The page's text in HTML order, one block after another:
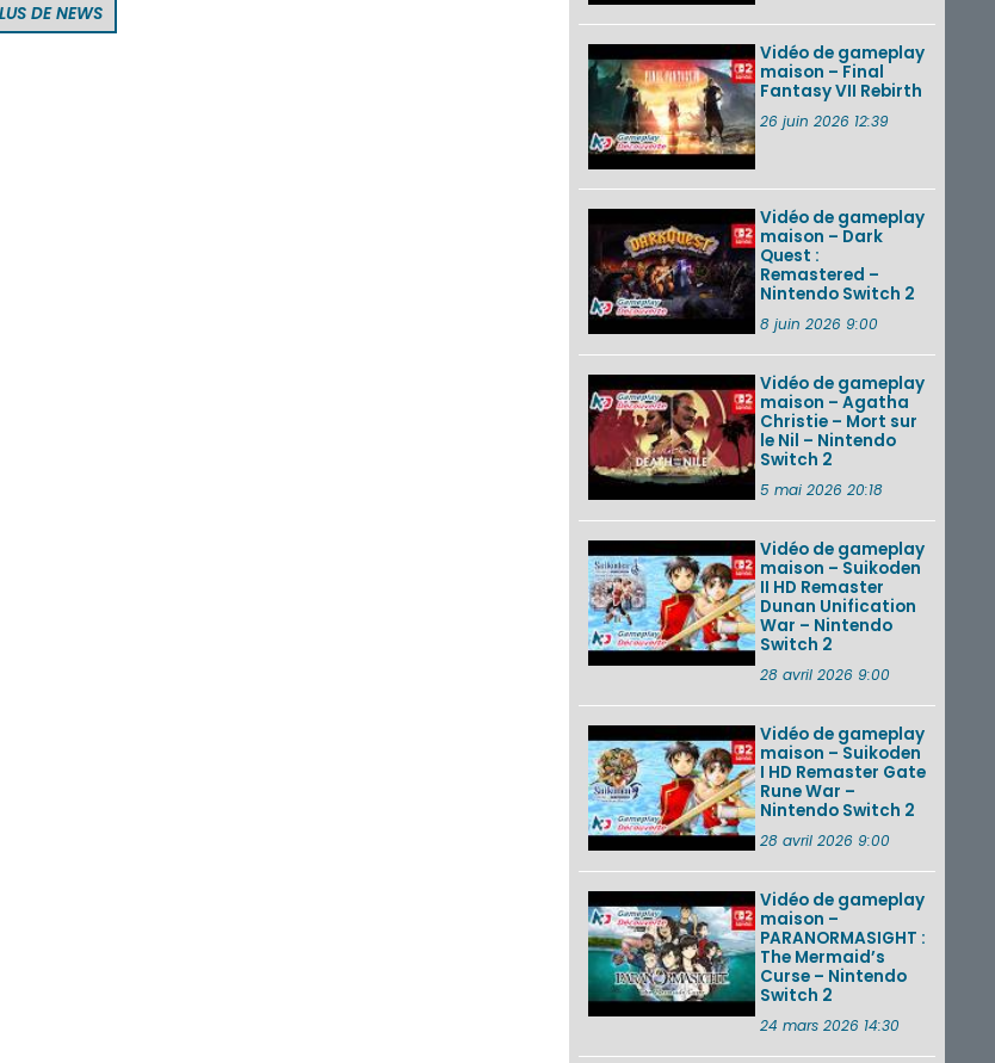
DE NEWS
Switch 2 en version
amé...
Splatoon 3 : le
festival Summer
Nights de retour du
VOIR PLUS DE NEWS
Vidéo de gameplay
maison – Final
Fantasy VII Rebirth
26 juin 2026 12:39
Vidéo de gameplay
maison – Dark
Quest :
Remastered –
Nintendo Switch 2
8 juin 2026 9:00
Vidéo de gameplay
maison – Agatha
Christie – Mort sur
le Nil – Nintendo
Switch 2
5 mai 2026 20:18
Vidéo de gameplay
maison – Suikoden
II HD Remaster
Dunan Unification
War – Nintendo
Switch 2
28 avril 2026 9:00
Vidéo de gameplay
maison – Suikoden
I HD Remaster Gate
Rune War –
Nintendo Switch 2
28 avril 2026 9:00
Vidéo de gameplay
maison –
PARANORMASIGHT :
The Mermaid’s
Curse – Nintendo
Switch 2
24 mars 2026 14:30